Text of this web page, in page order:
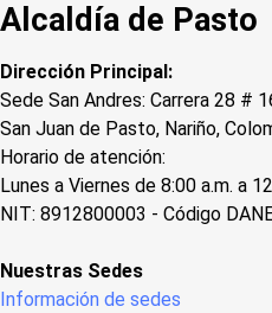
Alcaldía de Pasto
Dirección Principal:
Sede San Andres: Carrera 28 #
San Juan de Pasto, Nariño,
Horario de atención:
Lunes a Viernes de 8:00 a.m. a
NIT: 8912800003 - Código
Nuestras Sedes
Información de sedes